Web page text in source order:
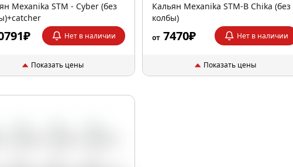
Mexanika STM - Cyber (без
Нет в наличии
Показать цены
Кальян Mexanika STM-B Chika (без
колбы)
от 7470₽ Нет в наличии
Показать цены